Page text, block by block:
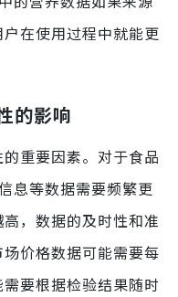
在使用过程中就能更
的影响
重要因素。对于食品
息等数据需要频繁更
，数据的及时性和准
价格数据可能需要每
要根据检验结果随时